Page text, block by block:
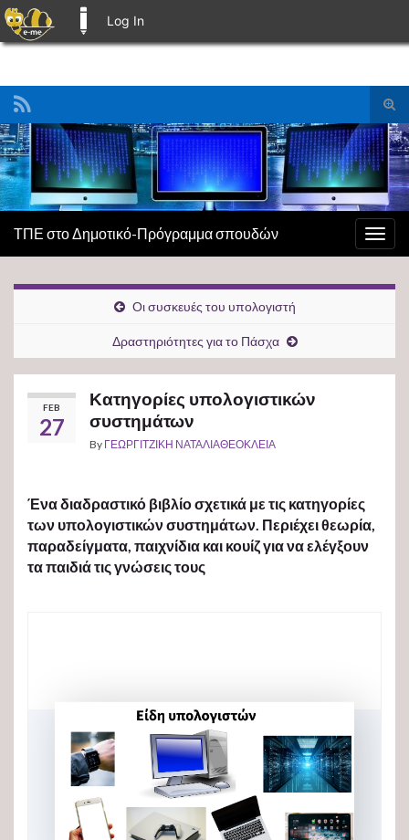
Log In
Search for:
ΤΠΕ στο Δημοτικό-Πρόγραμμα σπουδών
Οι συσκευές του υπολογιστή
Δραστηριότητες για το Πάσχα
FEB
27
Κατηγορίες υπολογιστικών
συστημάτων
By ΓΕΩΡΓΙΤΖΙΚΗ ΝΑΤΑΛΙΑΘΕΟΚΛΕΙΑ
Ένα διαδραστικό βιβλίο σχετικά με τις κατηγορίες
των υπολογιστικών συστημάτων. Περιέχει θεωρία,
παραδείγματα, παιχνίδια και κουίζ για να ελέγξουν
τα παιδιά τις γνώσεις τους